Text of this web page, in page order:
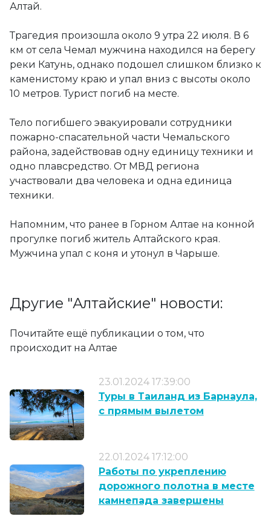
Алтай.
Трагедия произошла около 9 утра 22 июля. В 6
км от села Чемал мужчина находился на берегу
реки Катунь, однако подошел слишком близко к
каменистому краю и упал вниз с высоты около
10 метров. Турист погиб на месте.
Тело погибшего эвакуировали сотрудники
пожарно-спасательной части Чемальского
района, задействовав одну единицу техники и
одно плавсредство. От МВД региона
участвовали два человека и одна единица
техники.
Напомним, что ранее в Горном Алтае на конной
прогулке погиб житель Алтайского края.
Мужчина упал с коня и утонул в Чарыше.
Другие "Алтайские" новости:
Почитайте ещё публикации о том, что
происходит на Алтае
23.01.2024 17:39:00
Туры в Таиланд из Барнаула,
с прямым вылетом
22.01.2024 17:12:00
Работы по укреплению
дорожного полотна в месте
камнепада завершены